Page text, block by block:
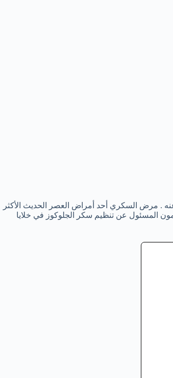
. مرض السكري أحد أمراض العصر الحديث الأكثر
المسئول عن تنظيم سكر الجلوكوز في خلايا